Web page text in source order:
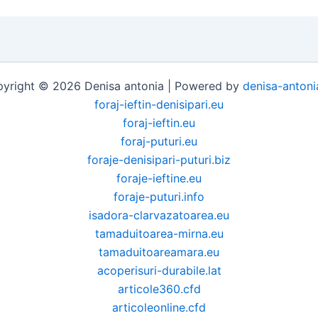
© 2026 Denisa antonia | Powered by denisa-
foraj-ieftin-denisipari.eu
foraj-ieftin.eu
foraj-puturi.eu
foraje-denisipari-puturi.biz
foraje-ieftine.eu
foraje-puturi.info
isadora-clarvazatoarea.eu
tamaduitoarea-mirna.eu
tamaduitoareamara.eu
acoperisuri-durabile.lat
articole360.cfd
articoleonline.cfd